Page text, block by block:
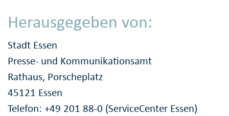
Herausgegeben von:
Stadt Essen
Presse- und Kommunikationsamt
Rathaus, Porscheplatz
45121 Essen
Telefon: +49 201 88-0 (ServiceCenter Essen)